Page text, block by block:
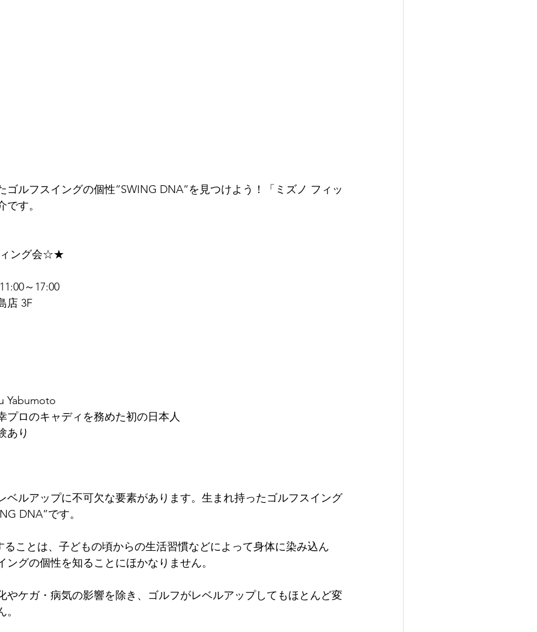
ゴルフスイングの個性”SWING DNA”を見つけよう！「ミズノ フィッ
す。
ング会☆★
～17:00
店 3F
Yabumoto
プロのキャディを務めた初の日本人
あり
ベルアップに不可欠な要素があります。生まれ持ったゴルフスイング
DNA”です。
ることは、子どもの頃からの生活習慣などによって身体に染み込ん
ングの個性を知ることにほかなりません。
やケガ・病気の影響を除き、ゴルフがレベルアップしてもほとんど変